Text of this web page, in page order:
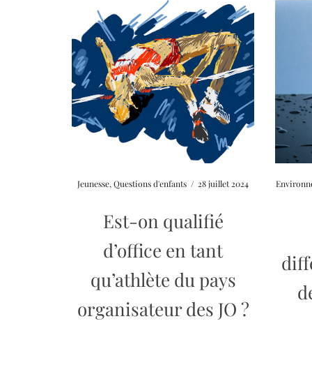
Jeunesse,Questions d'enfants / 28 juillet 2024
Est-on qualifié
d’office en tant
qu’athlète du pays
organisateur des JO ?